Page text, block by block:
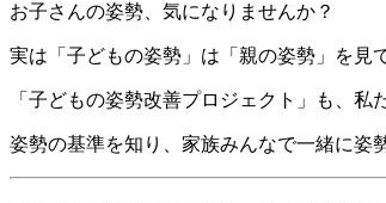
お子さんの姿勢、気になりませんか？
実は「子どもの姿勢」は「親の姿勢」を見
「子どもの姿勢改善プロジェクト」も、私
姿勢の基準を知り、家族みんなで一緒に姿